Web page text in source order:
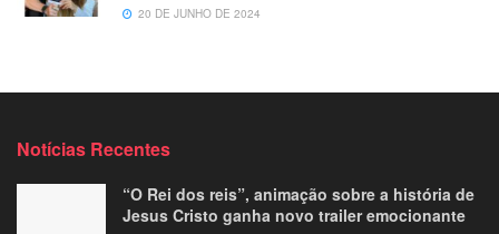
20 DE JUNHO DE 2024
Notícias Recentes
“O Rei dos reis”, animação sobre a história de
Jesus Cristo ganha novo trailer emocionante